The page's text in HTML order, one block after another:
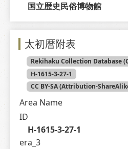
国立歴史民俗博物館
太初暦附表
H-1615-3-27-1
CC BY-SA (Attribution-
Area Name
ID
H-1615-3-27-1
era_3